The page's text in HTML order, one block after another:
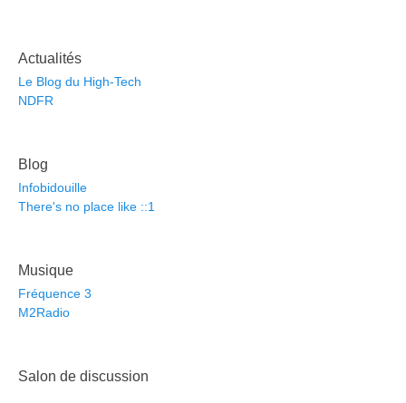
Actualités
Le Blog du High-Tech
NDFR
Blog
Infobidouille
There's no place like ::1
Musique
Fréquence 3
M2Radio
Salon de discussion